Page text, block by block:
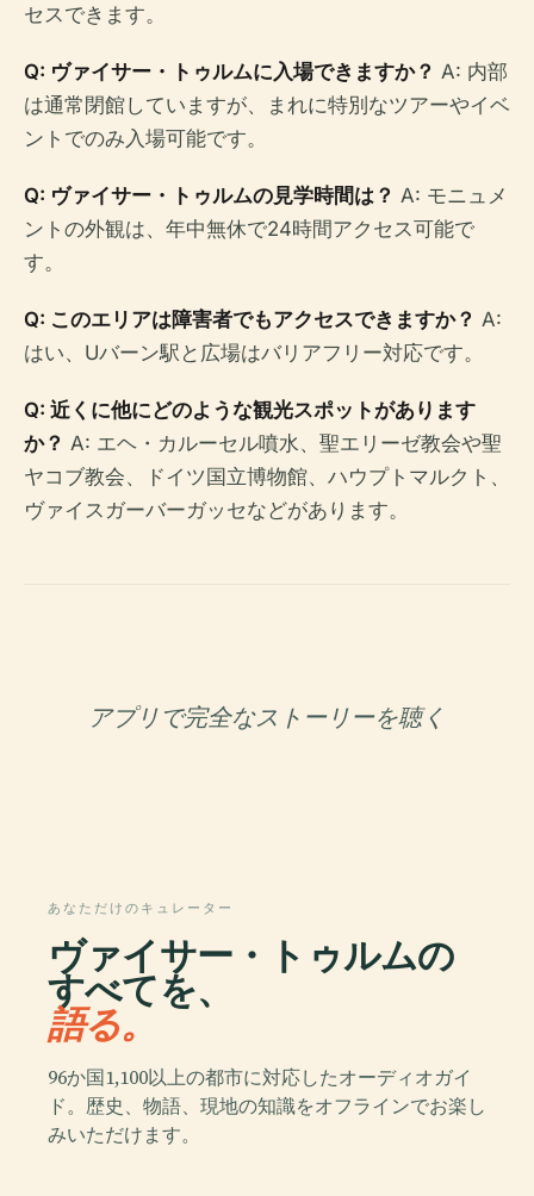
セスできます。
Q: ヴァイサー・トゥルムに入場できますか？ A: 内部
は通常閉館していますが、まれに特別なツアーやイベ
ントでのみ入場可能です。
Q: ヴァイサー・トゥルムの見学時間は？ A: モニュメ
ントの外観は、年中無休で24時間アクセス可能で
す。
Q: このエリアは障害者でもアクセスできますか？ A:
はい、Uバーン駅と広場はバリアフリー対応です。
Q: 近くに他にどのような観光スポットがあります
か？ A: エヘ・カルーセル噴水、聖エリーゼ教会や聖
ヤコブ教会、ドイツ国立博物館、ハウプトマルクト、
ヴァイスガーバーガッセなどがあります。
アプリで完全なストーリーを聴く
あなただけのキュレーター
ヴァイサー・トゥルムの
すべてを、
語る。
96か国1,100以上の都市に対応したオーディオガイ
ド。歴史、物語、現地の知識をオフラインでお楽し
みいただけます。